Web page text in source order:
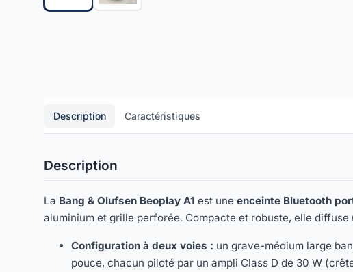
Description Caractéristiques
Description
La Bang & Olufsen Beoplay A1 est une enceinte Bluetooth
aluminium et grille perforée. Compacte et robuste, elle diffuse
Configuration à deux voies : un grave-médium large
pouce, chacun piloté par un ampli Class D de 30 W